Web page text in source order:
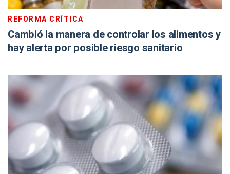
REFORMA CRÍTICA
Cambió la manera de controlar los alimentos y
hay alerta por posible riesgo sanitario